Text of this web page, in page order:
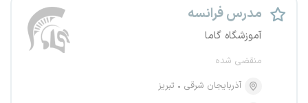
مدرس فرانسه
آموزشگاه گاما
منقضی شده
آذربایجان شرقی
تبریز